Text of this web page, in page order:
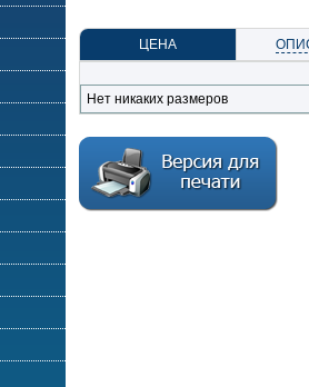
ЦЕНА
Нет никаких размеров